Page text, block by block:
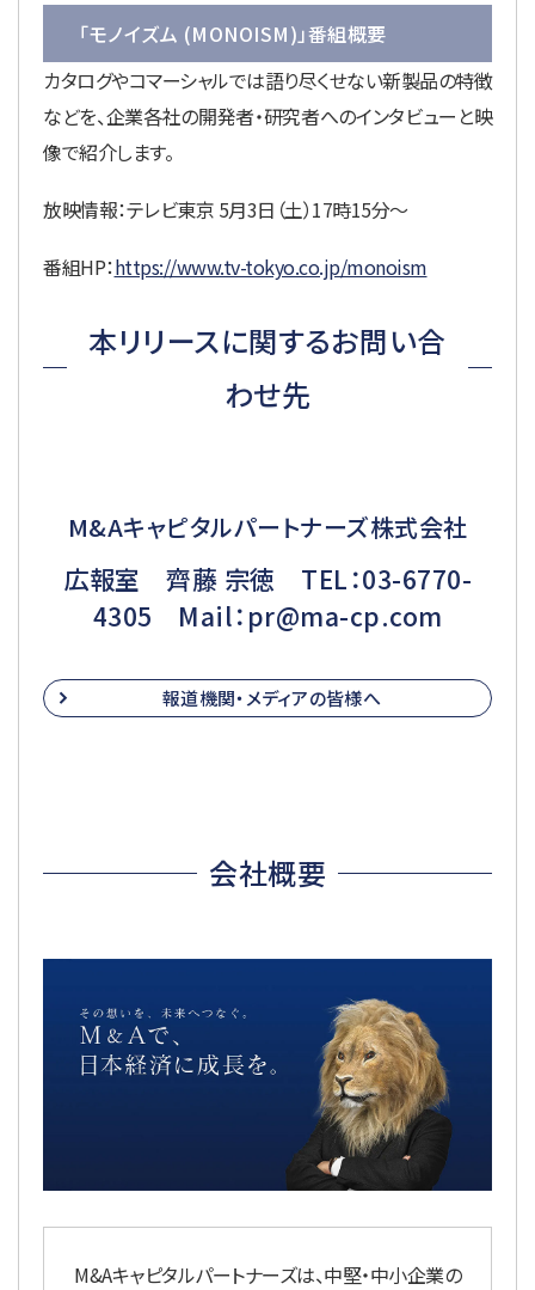
「モノイズム (MONOISM)」番組概要
カタログやコマーシャルでは語り尽くせない新製品の特徴
などを、企業各社の開発者・研究者へのインタビューと映
像で紹介します。
放映情報：テレビ東京 5月3日（土）17時15分〜
番組HP：https://www.tv-tokyo.co.jp/monoism
本リリースに関するお問い合
わせ先
M&Aキャピタルパートナーズ株式会社
広報室 齊藤 宗徳 TEL：03-6770-
4305 Mail：pr@ma-cp.com
報道機関・メディアの皆様へ
会社概要
M&Aキャピタルパートナーズは、中堅・中小企業の